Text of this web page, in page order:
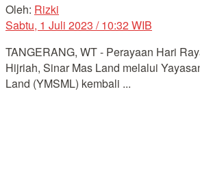
Oleh: Rizki
Sabtu, 1 Juli 2023 / 10:32 WIB
TANGERANG, WT - Perayaan Hari
Hijriah, Sinar Mas Land melalui
Land (YMSML) kembali ...